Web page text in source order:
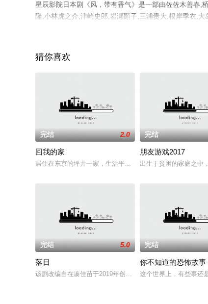
星辰影院日本剧《风，带有香气》是一部由佐佐木善春,
隆,小林虎之介,津崎史郎,岩瀬顕子,三浦贵大,根岸季衣,
彩演绎的日本电视剧，手机免费观看高清无删减完整版
猜你喜欢
完结 2.0
回我的家
居住在东京的坪井一家，生活平淡而不乏趣味。身为广告制
完结
朋友游戏2017
出生于贫困的家庭之中
完结 5.0
落日
该剧改编自在凑佳苗于2019年创作的同名推理小说，讲述新
完结
你不知道的恐怖故事
这个世界上，有些事还